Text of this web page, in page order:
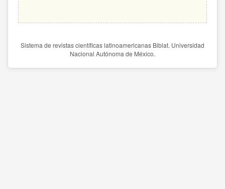
Sistema de revistas científicas latinoamericanas Biblat. Universidad
Nacional Autónoma de México.